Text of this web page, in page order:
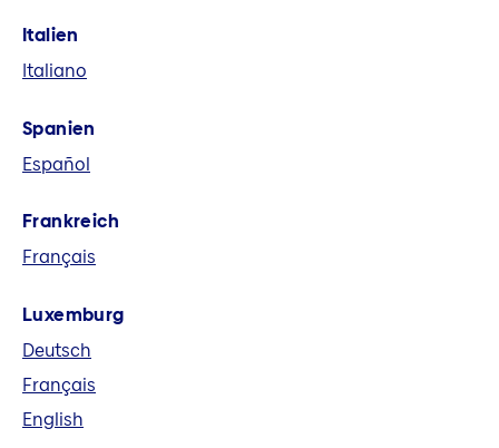
Märkten und global Versicherungs-,
Vorsorge- und Finanzlösungen an.
Italien
Italiano
Spanien
Español
Frankreich
Français
Luxemburg
Deutsch
Français
English